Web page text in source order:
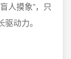
人摸象”，只
动力。